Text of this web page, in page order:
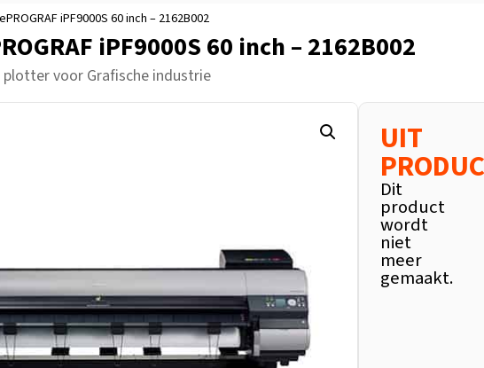
iPF9000S 60 inch – 2162B002
iPF9000S 60 inch – 2162B002
plottervoor Grafische industrie
UIT
Dit
product
wordt
niet
meer
gemaakt.